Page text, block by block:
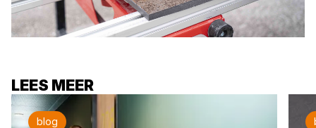
LEES MEER
blog